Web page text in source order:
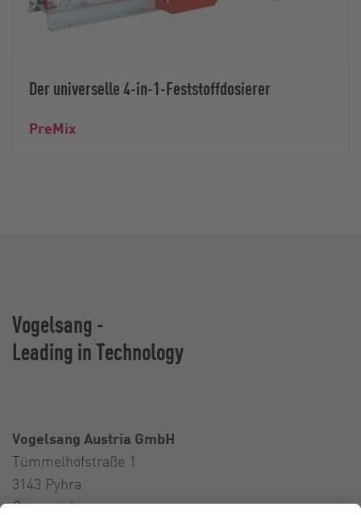
Der universelle 4-in-1-Feststoffdosierer
PreMix
Vogelsang -
Leading in Technology
Vogelsang Austria GmbH
Tümmelhofstraße 1
3143 Pyhra
Österreich